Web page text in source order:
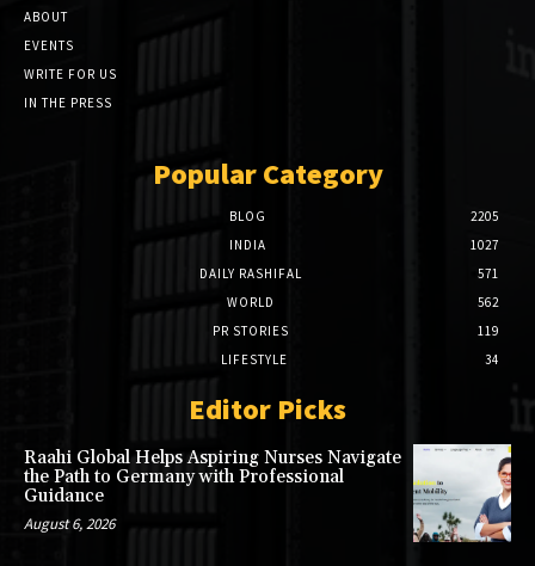
ABOUT
EVENTS
WRITE FOR US
IN THE PRESS
Popular Category
BLOG
2205
INDIA
1027
DAILY RASHIFAL
571
WORLD
562
PR STORIES
119
LIFESTYLE
34
Editor Picks
Raahi Global Helps Aspiring Nurses Navigate
the Path to Germany with Professional
Guidance
August 6, 2026